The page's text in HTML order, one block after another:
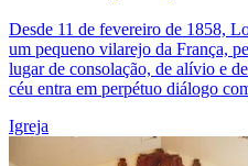
Desde 11 de fevereiro de 1858,
um pequeno vilarejo da França,
lugar de consolação, de alívio e
céu entra em perpétuo diálogo
Igreja